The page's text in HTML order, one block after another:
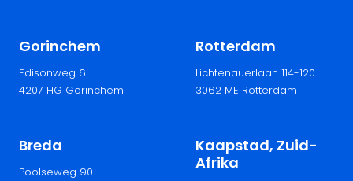
Gorinchem
Edisonweg 6
4207 HG Gorinchem
Rotterdam
Lichtenauerlaan 114-120
3062 ME Rotterdam
Breda
Poolseweg 90
Kaapstad, Zuid-
Afrika